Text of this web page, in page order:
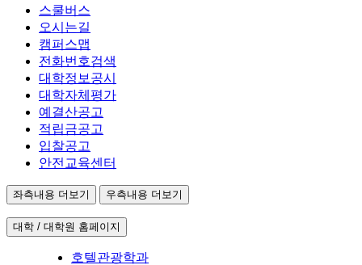
스쿨버스
오시는길
캠퍼스맵
전화번호검색
대학정보공시
대학자체평가
예결산공고
적립금공고
입찰공고
안전교육센터
좌측내용 더보기 우측내용 더보기
대학 / 대학원 홈페이지
호텔관광학과